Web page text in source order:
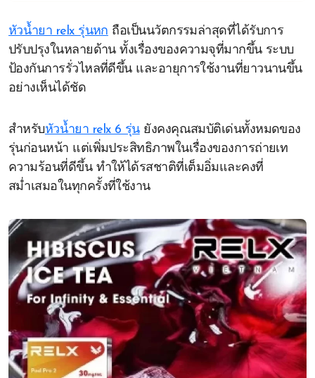
หัวน้ำยา relx รุ่นหก ถือเป็นนวัตกรรมล่าสุดที่ได้รับการ
ปรับปรุงในหลายด้าน ทั้งเรื่องของความจุที่มากขึ้น ระบบ
ป้องกันการรั่วไหลที่ดีขึ้น และอายุการใช้งานที่ยาวนานขึ้น
อย่างเห็นได้ชัด
สำหรับหัวน้ำยา relx 6 รุ่นยังคงคุณสมบัติเด่นทั้งหมดของ
รุ่นก่อนหน้า แต่เพิ่มประสิทธิภาพในเรื่องของการถ่ายเท
ความร้อนที่ดีขึ้น ทำให้ได้รสชาติที่เต็มอิ่มและคงที่
สม่ำเสมอในทุกครั้งที่ใช้งาน